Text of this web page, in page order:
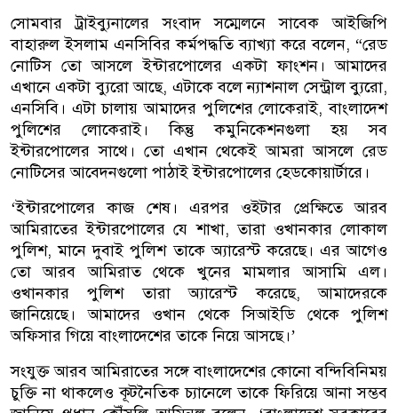
সোমবার ট্রাইব্যুনালের সংবাদ সম্মেলনে সাবেক আইজিপি
বাহারুল ইসলাম এনসিবির কর্মপদ্ধতি ব্যাখ্যা করে বলেন, “রেড
নোটিস তো আসলে ইন্টারপোলের একটা ফাংশন। আমাদের
এখানে একটা ব্যুরো আছে, এটাকে বলে ন্যাশনাল সেন্ট্রাল ব্যুরো,
এনসিবি। এটা চালায় আমাদের পুলিশের লোকেরাই, বাংলাদেশ
পুলিশের লোকেরাই। কিন্তু কমুনিকেশনগুলা হয় সব
ইন্টারপোলের সাথে। তো এখান থেকেই আমরা আসলে রেড
নোটিসের আবেদনগুলো পাঠাই ইন্টারপোলের হেডকোয়ার্টারে।
‘ইন্টারপোলের কাজ শেষ। এরপর ওইটার প্রেক্ষিতে আরব
আমিরাতের ইন্টারপোলের যে শাখা, তারা ওখানকার লোকাল
পুলিশ, মানে দুবাই পুলিশ তাকে অ্যারেস্ট করেছে। এর আগেও
তো আরব আমিরাত থেকে খুনের মামলার আসামি এল।
ওখানকার পুলিশ তারা অ্যারেস্ট করেছে, আমাদেরকে
জানিয়েছে। আমাদের ওখান থেকে সিআইডি থেকে পুলিশ
অফিসার গিয়ে বাংলাদেশের তাকে নিয়ে আসছে।’
সংযুক্ত আরব আমিরাতের সঙ্গে বাংলাদেশের কোনো বন্দিবিনিময়
চুক্তি না থাকলেও কূটনৈতিক চ্যানেলে তাকে ফিরিয়ে আনা সম্ভব